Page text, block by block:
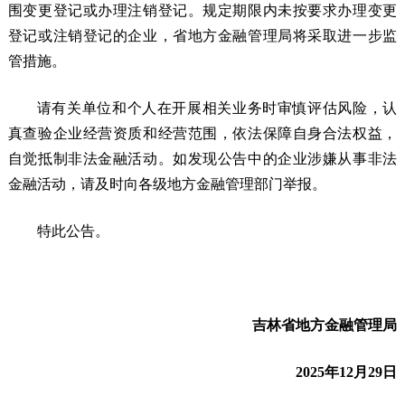
围变更登记或办理注销登记。规定期限内未按要求办理变更
登记或注销登记的企业，省地方金融管理局将采取进一步监
管措施。
请有关单位和个人在开展相关业务时审慎评估风险，认
真查验企业经营资质和经营范围，依法保障自身合法权益，
自觉抵制非法金融活动。如发现公告中的企业涉嫌从事非法
金融活动，请及时向各级地方金融管理部门举报。
特此公告。
吉林省地方金融管理局
2025年12月29日